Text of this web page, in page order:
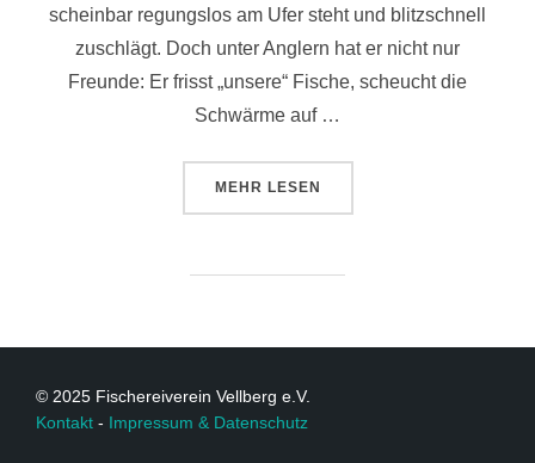
scheinbar regungslos am Ufer steht und blitzschnell
zuschlägt. Doch unter Anglern hat er nicht nur
Freunde: Er frisst „unsere“ Fische, scheucht die
Schwärme auf …
MEHR LESEN
© 2025 Fischereiverein Vellberg e.V.
Kontakt - Impressum & Datenschutz